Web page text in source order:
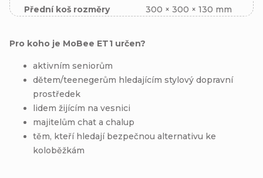
Přední koš rozměry
300 × 300 × 130 mm
Pro koho je MoBee ET1 určen?
aktivním seniorům
dětem/teenegerům hledajícím stylový dopravní
prostředek
lidem žijícím na vesnici
majitelům chat a chalup
těm, kteří hledají bezpečnou alternativu ke
koloběžkám